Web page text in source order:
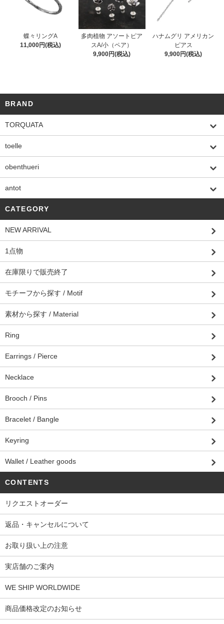
蝶々リングA
11,000円(税込)
多肉植物 アソートピア
スA/小（ペア）
9,900円(税込)
ハナムグリ アメリカン
ピアス
9,900円(税込)
BRAND
TORQUATA
toelle
obenthueri
antot
CATEGORY
NEW ARRIVAL
1点物
在庫限りで販売終了
モチーフから探す / Motif
素材から探す / Material
Ring
Earrings / Pierce
Necklace
Brooch / Pins
Bracelet / Bangle
Keyring
Wallet / Leather goods
CONTENTS
リクエストオーダー
返品・キャンセルについて
お取り扱い上の注意
実店舗のご案内
WE SHIP WORLDWIDE
商品価格改定のお知らせ